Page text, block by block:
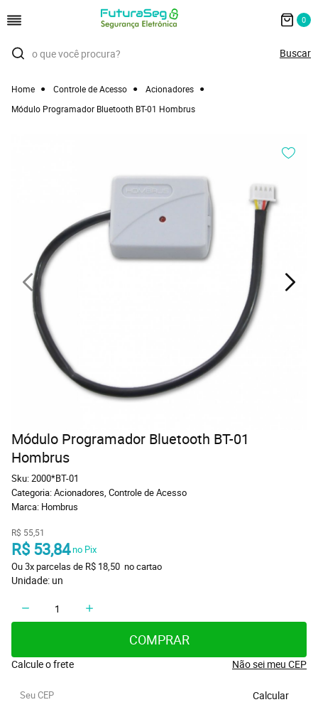
0
Home Controle de Acesso
Acionadores
Módulo Programador Bluetooth BT-01 Hombrus
Módulo Programador Bluetooth BT-01
Hombrus
Sku:2000*BT-01
Categoria:Acionadores, Controle de Acesso
Marca: Hombrus
R$ 55,51
R$ 53,84 no Pix
Ou 3x parcelas de R$ 18,50 no cartao
Unidade: un
COMPRAR
Calcule o frete Não sei meu CEP
Calcular